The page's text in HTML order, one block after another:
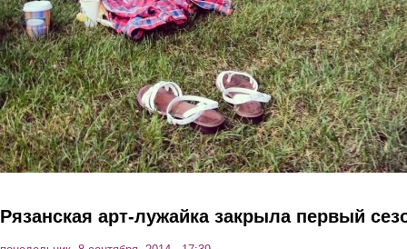
Рязанская арт-лужайка закрыла первый